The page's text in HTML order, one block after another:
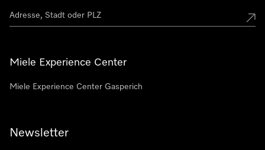
Miele Experience Center
Miele Experience Center Gasperich
Newsletter